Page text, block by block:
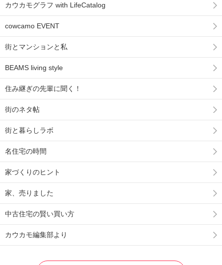
カウカモグラフ with LifeCatalog
cowcamo EVENT
街とマンションと私
BEAMS living style
住み継ぎの先輩に聞く！
街のネタ帖
街と暮らしラボ
名住宅の時間
家づくりのヒント
家、売りました
中古住宅の賢い買い方
カウカモ編集部より